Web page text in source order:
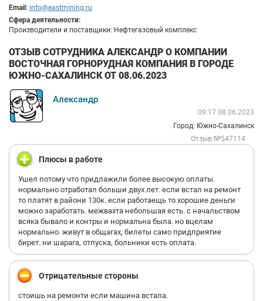
Email: info@eastmining.ru
Сфера деятельности:
Производители и поставщики: Нефтегазовый комплекс
ОТЗЫВ СОТРУДНИКА АЛЕКСАНДР О КОМПАНИИ
ВОСТОЧНАЯ ГОРНОРУДНАЯ КОМПАНИЯ В ГОРОДЕ
ЮЖНО-САХАЛИНСК ОТ 08.06.2023
Александр
09:17 08.06.2023
Город: Южно-Сахалинск
Отзыв №547114
Плюсы в работе
Ушел потому что придлажили более высокую оплаты.
нормально отработал больши двух лет. если встал на ремонт
то платят в райони 130к. если работаещь то хорошие деньги
можно заработать. межвахта небольшая есть. с начальством
всяка бывало и контры и нормальна была. но вцелам
нормально. живут в общагах, билеты само придприятие
бирет. ни шарага, отпуска, больники есть оплата.
Отрицательные стороны
стоишь на ремонти если машина встала.